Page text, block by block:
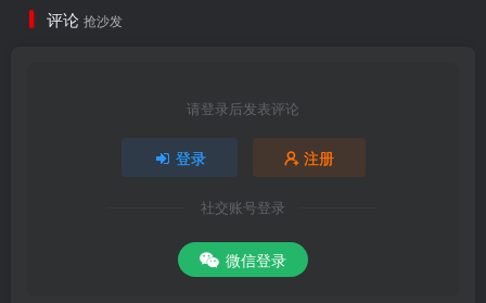
评论 抢沙发
请登录后发表评论
登录 注册
社交账号登录
微信登录